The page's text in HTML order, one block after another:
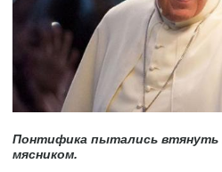
Понтифика пытались втянуть
мясником.